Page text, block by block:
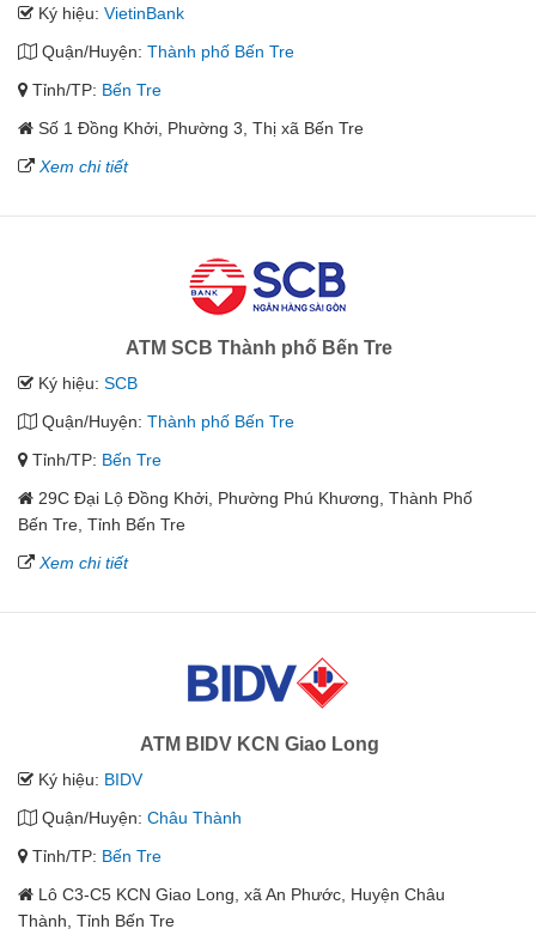
Ký hiệu: VietinBank
Quận/Huyện: Thành phố Bến Tre
Tỉnh/TP: Bến Tre
Số 1 Đồng Khởi, Phường 3, Thị xã Bến Tre
Xem chi tiết
ATM SCB Thành phố Bến Tre
Ký hiệu: SCB
Quận/Huyện: Thành phố Bến Tre
Tỉnh/TP: Bến Tre
29C Đại Lộ Đồng Khởi, Phường Phú Khương, Thành Phố
Bến Tre, Tỉnh Bến Tre
Xem chi tiết
ATM BIDV KCN Giao Long
Ký hiệu: BIDV
Quận/Huyện: Châu Thành
Tỉnh/TP: Bến Tre
Lô C3-C5 KCN Giao Long, xã An Phước, Huyện Châu
Thành, Tỉnh Bến Tre